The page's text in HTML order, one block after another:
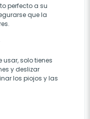
perfecto a su
que la
usar, solo tienes
y deslizar
los piojos y las